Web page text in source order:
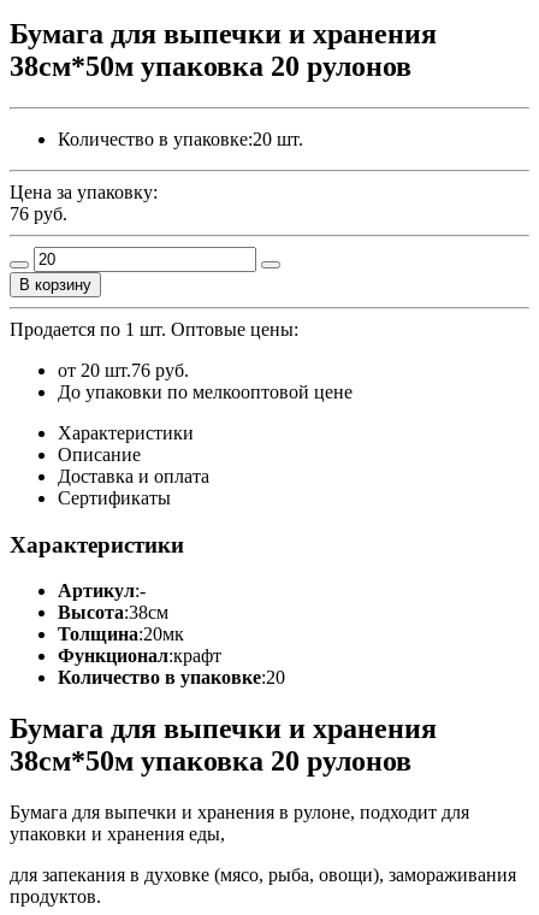
Бумага для выпечки и хранения
38см*50м упаковка 20 рулонов
Количество в упаковке:20 шт.
Цена за упаковку:
76 руб.
В корзину
Продается по 1 шт. Оптовые цены:
от 20 шт.76 руб.
До упаковки по мелкооптовой цене
Характеристики
Описание
Доставка и оплата
Сертификаты
Характеристики
Артикул:-
Высота:38см
Толщина:20мк
Функционал:крафт
Количество в упаковке:20
Бумага для выпечки и хранения
38см*50м упаковка 20 рулонов
Бумага для выпечки и хранения в рулоне, подходит для
упаковки и хранения еды,
для запекания в духовке (мясо, рыба, овощи), замораживания
продуктов.